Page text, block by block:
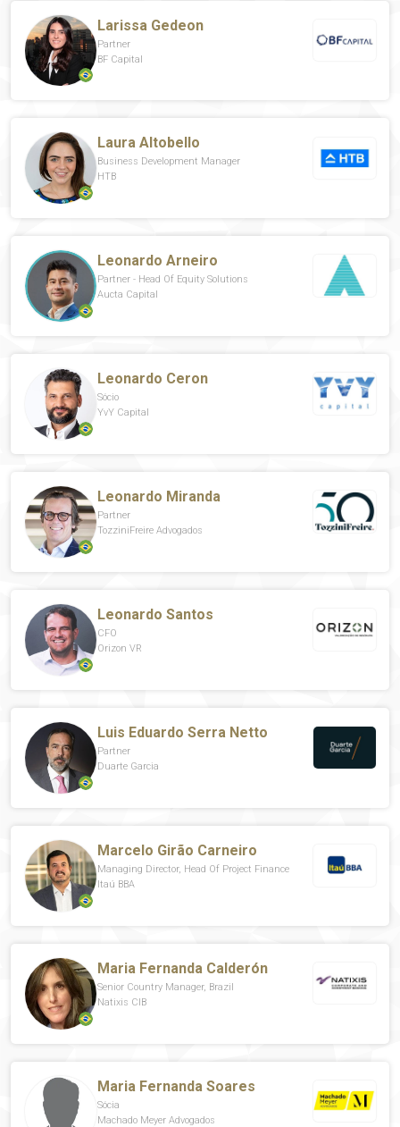
Larissa Gedeon
Partner
BF Capital
Laura Altobello
Business Development Manager
HTB
Leonardo Arneiro
Partner - Head Of Equity Solutions
Aucta Capital
Leonardo Ceron
Sócio
YvY Capital
Leonardo Miranda
Partner
TozziniFreire Advogados
Leonardo Santos
CFO
Orizon VR
Luis Eduardo Serra Netto
Partner
Duarte Garcia
Marcelo Girão Carneiro
Managing Director, Head Of Project Finance
Itaú BBA
Maria Fernanda Calderón
Senior Country Manager, Brazil
Natixis CIB
Maria Fernanda Soares
Sócia
Machado Meyer Advogados